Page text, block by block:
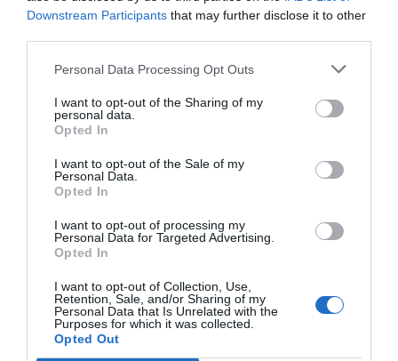
Downstream Participants that may further disclose it to other
Personal Data Processing Opt Outs
I want to opt-out of the Sharing of my
personal data.
Opted In
I want to opt-out of the Sale of my
Personal Data.
Opted In
I want to opt-out of processing my
Personal Data for Targeted Advertising.
Opted In
I want to opt-out of Collection, Use,
Retention, Sale, and/or Sharing of my
Personal Data that Is Unrelated with the
Purposes for which it was collected.
Opted Out
de datos monitoriza en tiempo real el negocio de 60
contratos de patrocinio, de los que 25.000
corresponden al mercado español y más de 8.000 a
propiedades deportivas y competiciones internacionales,
segmentados por competición, tipología de activos,
marcas, categorías de producto y valor económico
aproximado de cada acuerdo. Si quieres más
intelligence@2playbook.com.
de forma gratuita
Mantente informado con las últimas noticias de actualidad.
ACTIVAR AHORA